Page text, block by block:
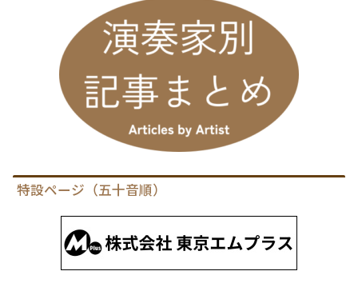
特設ページ（五十音順）